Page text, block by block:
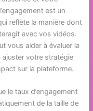
est un
reflète la manière dont
avec vos vidéos.
vous aider à évaluer la
votre stratégie
sur la plateforme.
le taux d’engagement
de la taille de